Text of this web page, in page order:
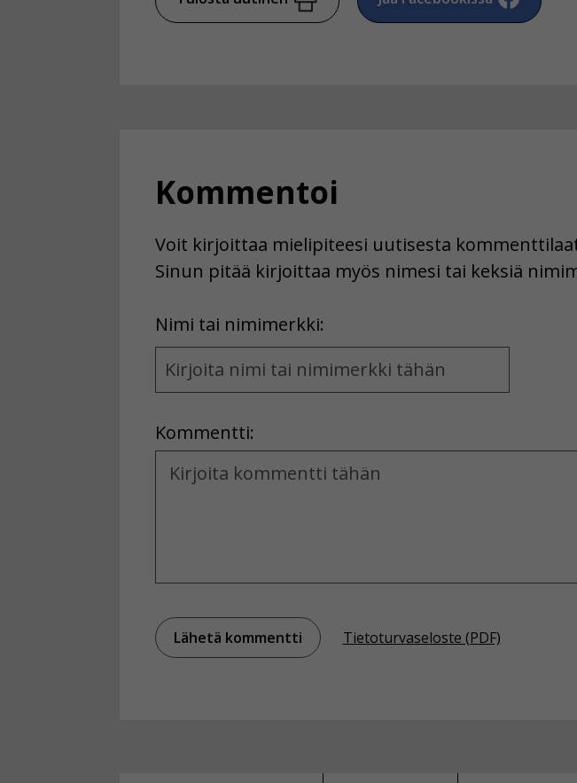
Kommentoi
Voit kirjoittaa mielipiteesi uutisesta
Sinun pitää kirjoittaa myös nimesi tai keksiä
Nimi tai nimimerkki:
Name
and
Kommentti:
Kommentti
Tietoturvaseloste (PDF)